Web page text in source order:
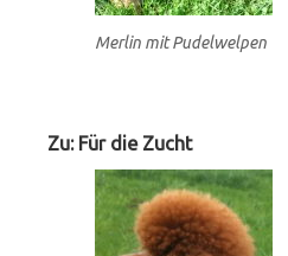
Merlin mit Pudelwelpen
Zu: Für die Zucht